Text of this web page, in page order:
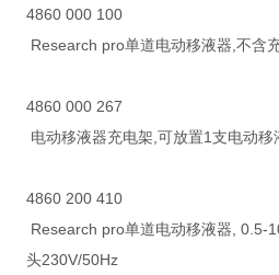
4860 000 100
Research pro单道电动移液器,不含
4860 000 267
电动移液器充电架,可放置1支电动
4860 200 410
Research pro单道电动移液器, 0.5-
头230V/50Hz